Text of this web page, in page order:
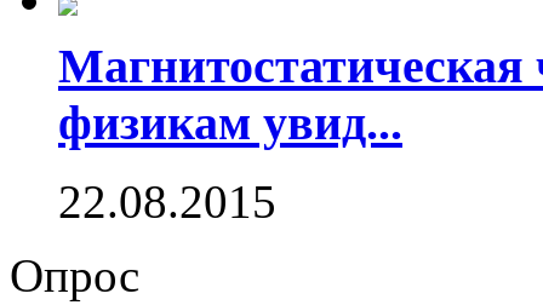
Магнитостатическая
физикам увид...
22.08.2015
Опрос